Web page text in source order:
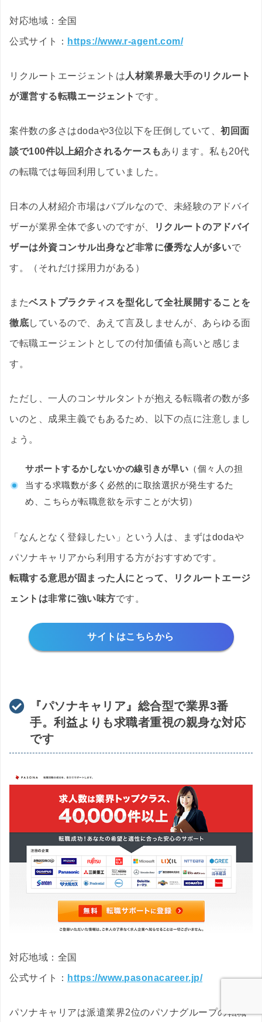
対応地域：全国
公式サイト： https://www.r-agent.com/
リクルートエージェントは 人材業界最大手のリクルート
が運営する転職エージェント です。
案件数の多さはdodaや3位以下を圧倒していて、 初回面
談で100件以上紹介されるケースも あります。私も20代
の転職では毎回利用していました。
日本の人材紹介市場はバブルなので、未経験のアドバイ
ザーが業界全体で多いのですが、 リクルートのアドバイ
ザーは外資コンサル出身など非常に優秀な人が多いで
す。（それだけ採用力がある）
またベストプラクティスを型化して全社展開することを
徹底しているので、あえて言及しませんが、あらゆる面
で転職エージェントとしての付加価値も高いと感じま
す。
ただし、一人のコンサルタントが抱える転職者の数が多
いのと、成果主義でもあるため、以下の点に注意しまし
ょう。
サポートするかしないかの線引きが早い （個々人の担
当する求職数が多く必然的に取捨選択が発生するた
め、こちらが転職意欲を示すことが大切）
「なんとなく登録したい」という人は、まずはdodaや
パソナキャリアから利用する方がおすすめです。
転職する意思が固まった人にとって、リクルートエージ
ェントは非常に強い味方です。
サイトはこちらから
『パソナキャリア』総合型で業界3番
手。利益よりも求職者重視の親身な対応
です
対応地域：全国
公式サイト： https://www.pasonacareer.jp/
パソナキャリアは派遣業界2位のパソナグループの転職